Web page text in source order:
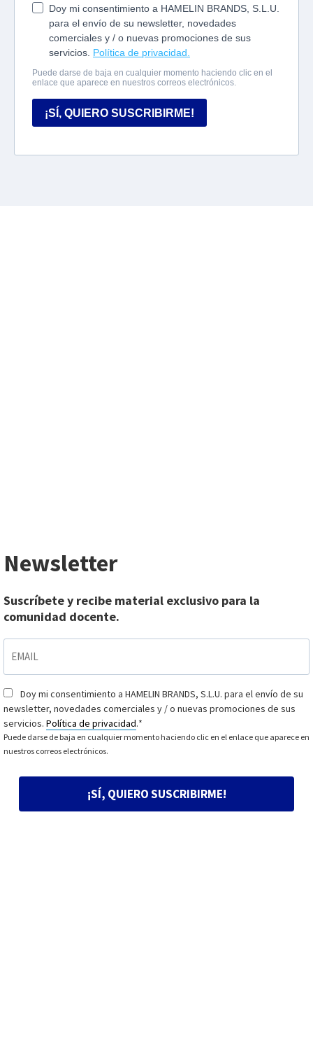
Newsletter
Suscríbete y recibe material exclusivo para la
comunidad docente.
Consentimiento*
Doy mi consentimiento a HAMELIN BRANDS, S.L.U. para el envío de su
newsletter, novedades comerciales y / o nuevas promociones de sus
servicios. Política de privacidad.*
Puede darse de baja en cualquier momento haciendo clic en el enlace que aparece en
nuestros correos electrónicos.